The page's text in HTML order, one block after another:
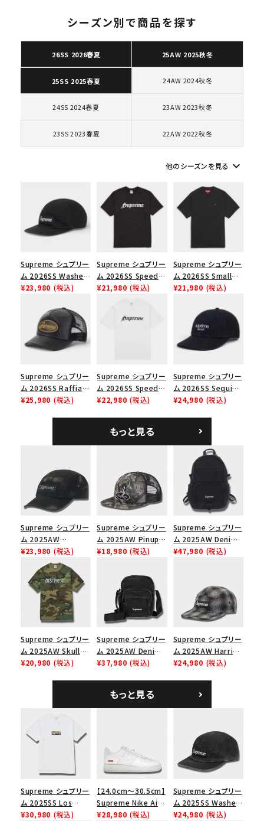
ショルダー・ウエストバッグ
ボックスロゴ ブラックスウェット
シーズンから探す
並び順
円 ～
円
在庫のない商品を表示する
絞り込んで検索する
シーズン別で商品を探す
26SS 2026春夏 25AW 2025秋冬
25SS 2025春夏 24AW 2024秋冬
24SS 2024春夏 23AW 2023秋冬
23SS 2023春夏 22AW 2022秋冬
他のシーズンを見る keyboard_arrow_down
Supreme シュプリー
ム 2026SS Washed
Chino Twill Camp
ノツイル キャンプキャ
ップ ブラック
¥23,980 (税込)
Supreme シュプリー
ム 2026SS Speed
Tee スピードTシャツ
¥21,980 (税込)
Supreme シュプリー
ム 2026SS Small
Box Tee スモールボ
¥21,980 (税込)
Supreme シュプリー
ム 2026SS Raffia
Mesh Back 5-Panel
¥25,980 (税込)
Supreme シュプリー
ム 2026SS Speed
Tee スピードTシャツ
¥22,980 (税込)
Supreme シュプリー
ム 2026SS Sequin
Denim Classic
シックロゴ 6パネルキ
ャップ ブラック
¥24,980 (税込)
もっと見る
Supreme シュプリー
ム 2025AW
Overdyed Camp
Cap オーバーダイド
キャンプキャップ ブ
ラック
¥23,980 (税込)
Supreme シュプリー
ム 2025AW Pinup
Mesh Back 5-Panel
ュバック 5パネルキャ
ップ トゥルーティン
バーHTC フォールカ
¥18,980 (税込)
Supreme シュプリー
ム 2025AW Denim
Backpack デニム バ
¥47,980 (税込)
Supreme シュプリー
ム 2025AW Skull
Tee スカル Tシャ
¥20,980 (税込)
Supreme シュプリー
ム 2025AW Denim
Shoulder Bag デニ
¥37,980 (税込)
Supreme シュプリー
ム 2025AW Harris
Tweed Camp Cap
¥24,980 (税込)
もっと見る
Supreme シュプリー
ム 2025SS Los
Angeles Fire Relief
¥30,980 (税込)
【24.0cm～30.5cm】
Supreme Nike Air
Force 1 Low シュプ
¥28,980 (税込)
Supreme シュプリー
ム 2025SS Washed
Chino Twill Camp
¥24,980 (税込)